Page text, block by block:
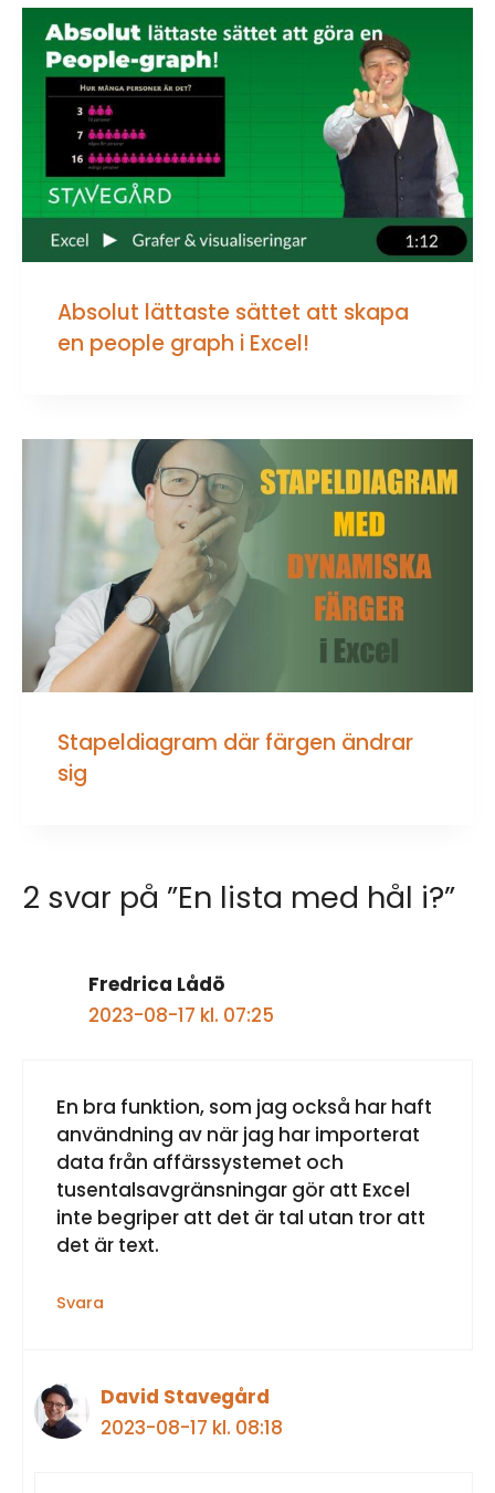
Absolut lättaste sättet att skapa
en people graph i Excel!
Stapeldiagram där färgen ändrar
sig
2 svar på ”En lista med hål i?”
Fredrica Lådö
2023-08-17 kl. 07:25
En bra funktion, som jag också har haft
användning av när jag har importerat
data från affärssystemet och
tusentalsavgränsningar gör att Excel
inte begriper att det är tal utan tror att
det är text.
Svara
David Stavegård
2023-08-17 kl. 08:18